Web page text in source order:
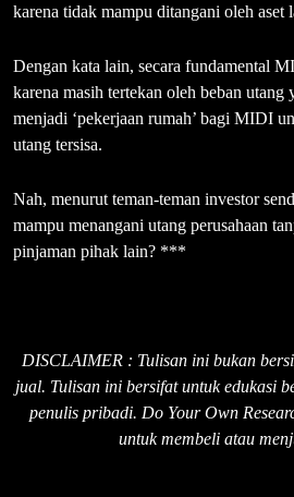
karena tidak mampu ditangani oleh aset
Dengan kata lain, secara fundamental
karena masih tertekan oleh beban utang
menjadi ‘pekerjaan rumah’ bagi MIDI
utang tersisa.
Nah, menurut teman-teman investor
mampu menangani utang perusahaan
pinjaman pihak lain? ***
DISCLAIMER : Tulisan ini bukan
jual. Tulisan ini bersifat untuk edukasi
penulis pribadi. Do Your Own
untuk membeli atau